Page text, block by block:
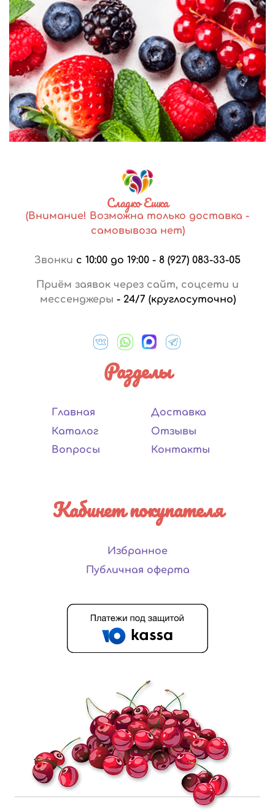
Сладко Ешка
(Внимание! Возможна только доставка -
самовывоза нет)
Звонки с 10:00 до 19:00 - 8 (927) 083-33-05
Приём заявок через сайт, соцсети и
мессенджеры - 24/7 (круглосуточно)
Разделы
Главная
Каталог
Вопросы
Доставка
Отзывы
Контакты
Кабинет покупателя
Избранное
Публичная оферта